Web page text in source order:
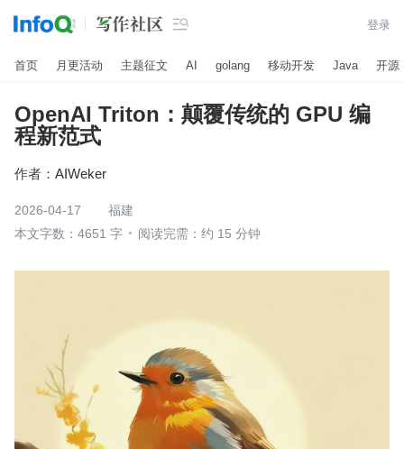
 登录
首页 月更活动 主题征文 AI golang 移动开发 Java 开源
OpenAI Triton：颠覆传统的 GPU 编
程新范式
作者： AIWeker
2026-04-17
福建
本文字数：4651 字
阅读完需：约 15 分钟